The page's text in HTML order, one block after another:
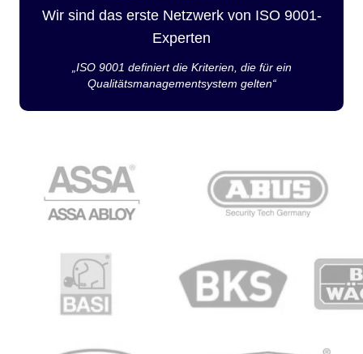
Wir sind das erste Netzwerk von ISO 9001-
Experten
„ISO 9001 definiert die Kriterien, die für ein
Qualitätsmanagementsystem gelten“